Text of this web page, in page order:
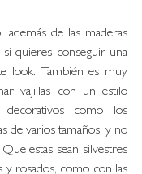
además de las maderas
si quieres conseguir una
look. También es muy
vajillas con un estilo
decorativos como los
de varios tamaños, y no
estas sean silvestres
y rosados, como con las